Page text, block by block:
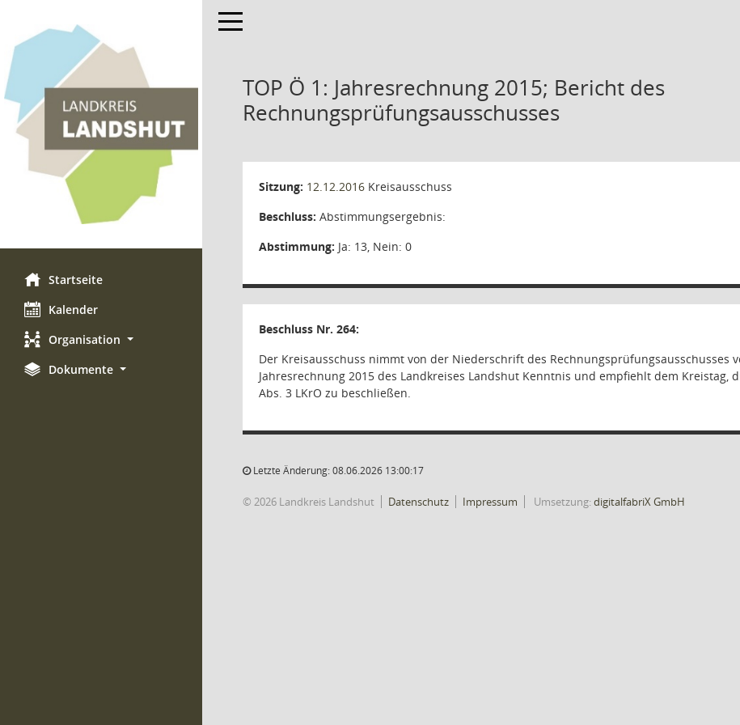
Startseite
Kalender
Organisation
Dokumente
Toggle navigation
TOP Ö 1: Jahresrechnung 2015; Bericht des
Rechnungsprüfungsausschusses
Sitzung: 12.12.2016 Kreisausschuss
Beschluss: Abstimmungsergebnis:
Abstimmung: Ja: 13, Nein: 0
Beschluss Nr. 264:
Der Kreisausschuss nimmt von der Niederschrift des Rechnungsprüfungsausschusses
Jahresrechnung 2015 des Landkreises Landshut Kenntnis und empfiehlt dem Kreistag,
Abs. 3 LKrO zu beschließen.
Letzte Änderung: 08.06.2026 13:00:17
© 2026 Landkreis Landshut Datenschutz Impressum Umsetzung:digitalfabriX GmbH